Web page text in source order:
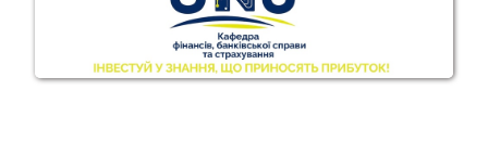
ЗДОБУВАЧУ ОСВІТИ